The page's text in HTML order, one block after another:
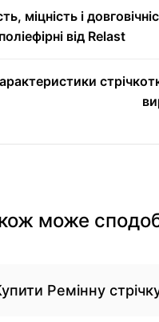
міцність і
від Relast
може
Ремінну